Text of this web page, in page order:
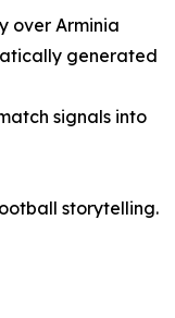
over Arminia
generated
signals into
storytelling.